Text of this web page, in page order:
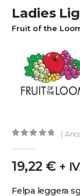
Ladies
Fruit of the
(
19,22 € +
Felpa leggera